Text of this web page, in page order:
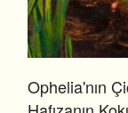
Ophelia'nın